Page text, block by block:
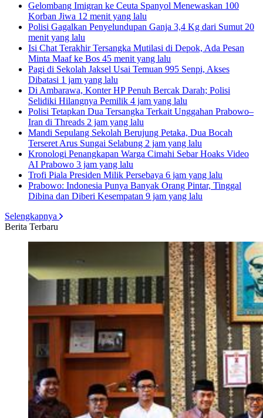
Gelombang Imigran ke Ceuta Spanyol Menewaskan 100
Korban Jiwa 12 menit yang lalu
Polisi Gagalkan Penyelundupan Ganja 3,4 Kg dari Sumut20
menit yang lalu
Isi Chat Terakhir Tersangka Mutilasi di Depok, Ada Pesan
Minta Maaf ke Bos 45 menit yang lalu
Pagi di Sekolah Jaksel Usai Temuan 995 Senpi, Akses
Dibatasi 1 jam yang lalu
Di Ambarawa, Konter HP Penuh Bercak Darah; Polisi
Selidiki Hilangnya Pemilik 4 jam yang lalu
Polisi Tetapkan Dua Tersangka Terkait Unggahan Prabowo–
Iran di Threads 2 jam yang lalu
Mandi Sepulang Sekolah Berujung Petaka, Dua Bocah
Terseret Arus Sungai Selabung 2 jam yang lalu
Kronologi Penangkapan Warga Cimahi Sebar Hoaks Video
AI Prabowo 3 jam yang lalu
Trofi Piala Presiden Milik Persebaya 6 jam yang lalu
Prabowo: Indonesia Punya Banyak Orang Pintar, Tinggal
Dibina dan Diberi Kesempatan 9 jam yang lalu
Selengkapnya
Berita Terbaru